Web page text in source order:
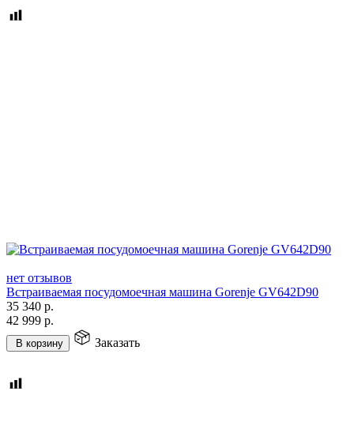
нет отзывов
Встраиваемая посудомоечная машина Gorenje GV642D90
35 340 р.
42 999 р.
В корзину Заказать